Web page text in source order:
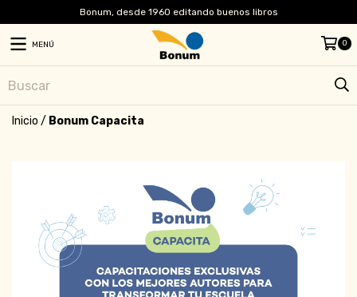
Bonum, desde 1960 editando buenos libros
MENÚ 0
Inicio / Bonum Capacita